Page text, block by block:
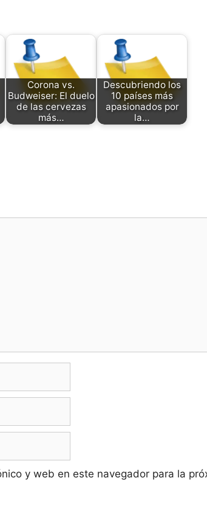
Corona vs.
Budweiser: El duelo
de las cervezas
más…
Descubriendo los
10 países más
apasionados por
la…
y web en este navegador para la